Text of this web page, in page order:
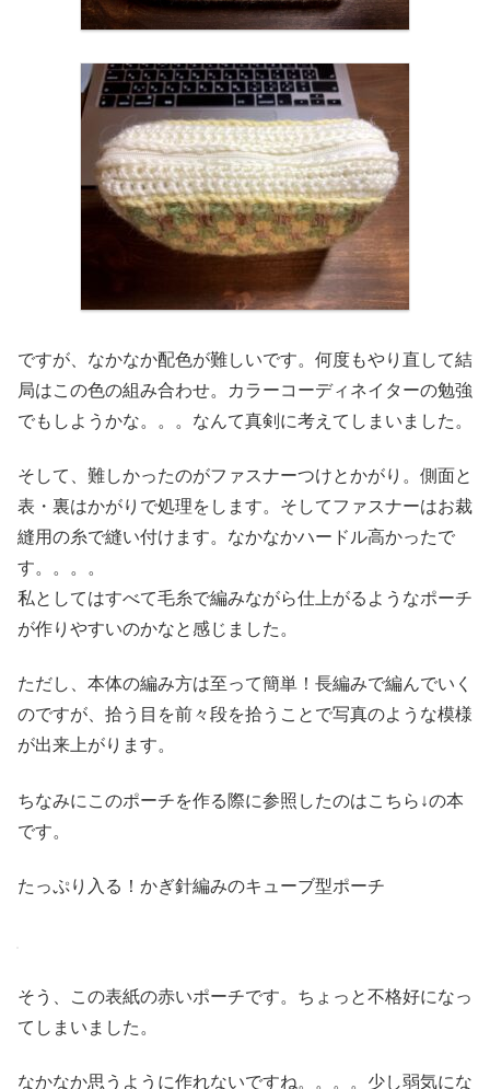
ですが、なかなか配色が難しいです。何度もやり直して結
局はこの色の組み合わせ。カラーコーディネイターの勉強
でもしようかな。。。なんて真剣に考えてしまいました。
そして、難しかったのがファスナーつけとかがり。側面と
表・裏はかがりで処理をします。そしてファスナーはお裁
縫用の糸で縫い付けます。なかなかハードル高かったで
す。。。。
私としてはすべて毛糸で編みながら仕上がるようなポーチ
が作りやすいのかなと感じました。
ただし、本体の編み方は至って簡単！長編みで編んでいく
のですが、拾う目を前々段を拾うことで写真のような模様
が出来上がります。
ちなみにこのポーチを作る際に参照したのはこちら↓の本
です。
たっぷり入る！かぎ針編みのキューブ型ポーチ
そう、この表紙の赤いポーチです。ちょっと不格好になっ
てしまいました。
なかなか思うように作れないですね。。。。少し弱気にな